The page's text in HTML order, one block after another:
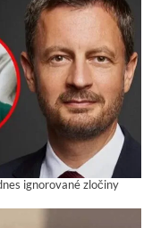
ignorované zločiny